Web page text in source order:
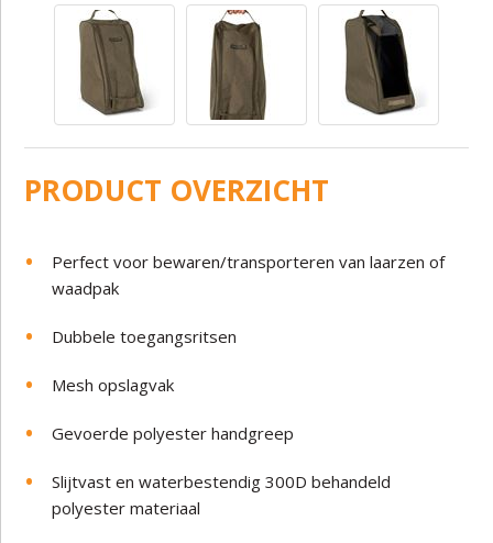
PRODUCT OVERZICHT
Perfect voor bewaren/transporteren van laarzen of
waadpak
Dubbele toegangsritsen
Mesh opslagvak
Gevoerde polyester handgreep
Slijtvast en waterbestendig 300D behandeld
polyester materiaal